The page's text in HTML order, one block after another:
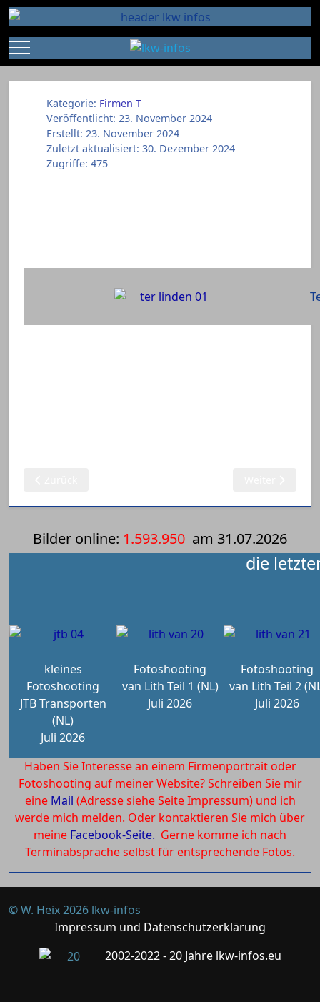
Mobile Menu Toggle
Kategorie: Firmen T
Veröffentlicht: 23. November 2024
Erstellt: 23. November 2024
Zuletzt aktualisiert: 30. Dezember 2024
Zugriffe: 475
Bilder online: 1.593.950 am 31.07.2026
die
kleines
Fotoshooting
JTB Transporten
(NL)
Juli 2026
Fotoshooting
van Lith Teil 1 (NL)
Juli 2026
Fotoshooting
van Lith Teil 2
Juli 2026
Haben Sie Interesse an einem Firmenportrait oder
Fotoshooting auf meiner Website? Schreiben Sie mir
eine Mail (Adresse siehe Seite Impressum) und ich
werde mich melden. Oder kontaktieren Sie mich über
meine Facebook-Seite. Gerne komme ich nach
Terminabsprache selbst für entsprechende Fotos.
© W. Heix 2026 lkw-infos
Impressum und Datenschutzerklärung
2002-2022 - 20 Jahre lkw-infos.eu